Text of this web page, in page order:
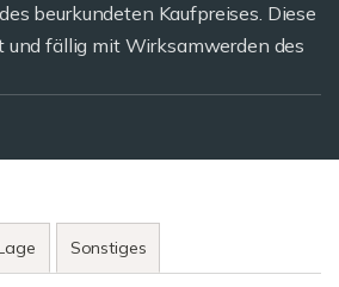
beurkundeten Kaufpreises. Diese
und fällig mit Wirksamwerden des
Sonstiges